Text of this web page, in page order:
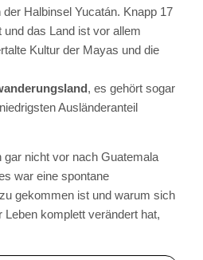
Halbinsel Yucatán. Knapp 17
das Land ist vor allem
Kultur der Mayas und die
, es gehört sogar
Ausländeranteil
gar nicht vor nach Guatemala
war eine spontane
gekommen ist und warum sich
Leben komplett verändert hat,